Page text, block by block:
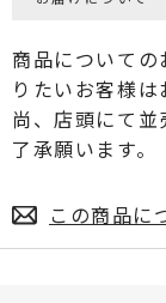
商品について
りたいお客様は
尚、店頭にて
了承願います。
この商品に